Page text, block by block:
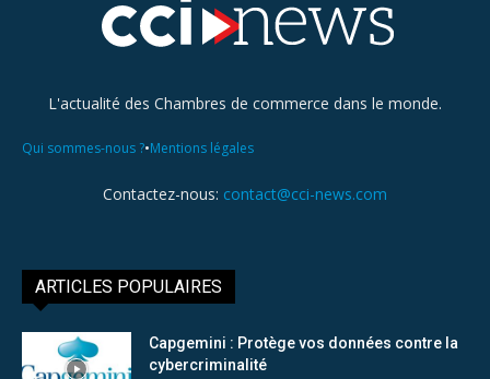
L'actualité des Chambres de commerce dans le monde.
Qui sommes-nous ?•Mentions légales
Contactez-nous: contact@cci-news.com
ARTICLES POPULAIRES
Capgemini : Protège vos données contre la
cybercriminalité